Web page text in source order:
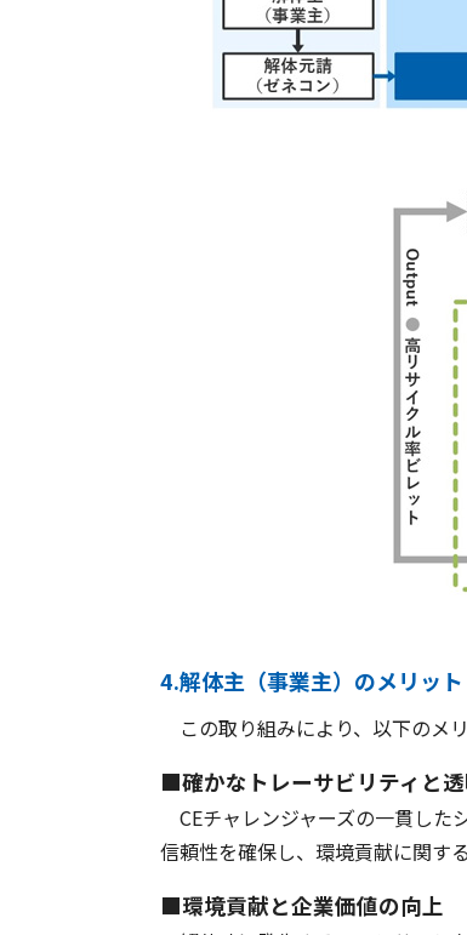
4.解体主（事業主）のメリット
この取り組みにより、以下のメ
■確かなトレーサビリティと
CEチャレンジャーズの一貫した
信頼性を確保し、環境貢献に関す
■環境貢献と企業価値の向上